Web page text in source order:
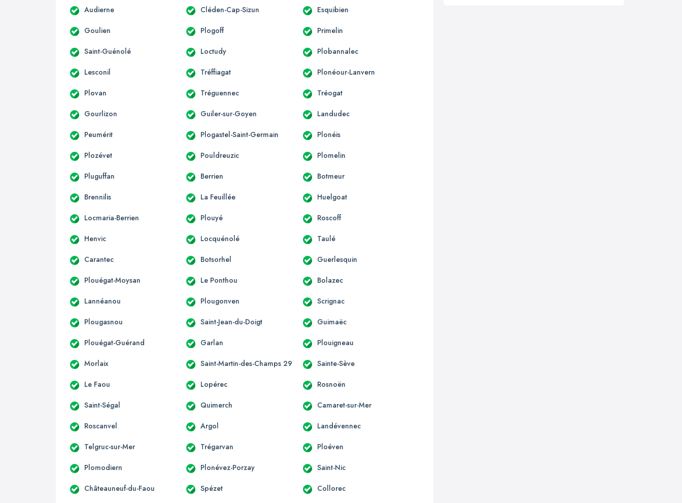
Audierne Cléden-Cap-Sizun Esquibien
Goulien Plogoff Primelin
Saint-Guénolé Loctudy Plobannalec
Lesconil Tréffiagat Plonéour-Lanvern
Plovan Tréguennec Tréogat
Gourlizon Guiler-sur-Goyen Landudec
Peumérit Plogastel-Saint-Germain Plonéis
Plozévet Pouldreuzic Plomelin
Pluguffan Berrien Botmeur
Brennilis La Feuillée Huelgoat
Locmaria-Berrien Plouyé Roscoff
Henvic Locquénolé Taulé
Carantec Botsorhel Guerlesquin
Plouégat-Moysan Le Ponthou Bolazec
Lannéanou Plougonven Scrignac
Plougasnou Saint-Jean-du-Doigt Guimaëc
Plouégat-Guérand Garlan Plouigneau
Morlaix Saint-Martin-des-Champs 29 Sainte-Sève
Le Faou Lopérec Rosnoën
Saint-Ségal Quimerch Camaret-sur-Mer
Roscanvel Argol Landévennec
Telgruc-sur-Mer Trégarvan Ploéven
Plomodiern Plonévez-Porzay Saint-Nic
Châteauneuf-du-Faou Spézet Collorec